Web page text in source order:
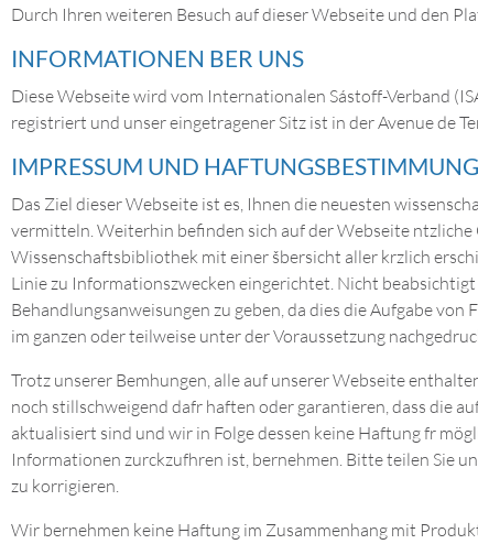
Durch Ihren weiteren Besuch auf dieser Webseite und den
INFORMATIONEN BER UNS
Diese Webseite wird vom Internationalen Sástoff-Verband
registriert und unser eingetragener Sitz ist in der Avenue de
IMPRESSUM UND
Das Ziel dieser Webseite ist es, Ihnen die neuesten
vermitteln. Weiterhin befinden sich auf der Webseite
Wissenschaftsbibliothek mit einer šbersicht aller krzlich
Linie zu Informationszwecken eingerichtet. Nicht
Behandlungsanweisungen zu geben, da dies die Aufgabe
im ganzen oder teilweise unter der Voraussetzung
Trotz unserer Bemhungen, alle auf unserer Webseite
noch stillschweigend dafr haften oder garantieren, dass die
aktualisiert sind und wir in Folge dessen keine Haftung fr
Informationen zurckzufhren ist, bernehmen. Bitte teilen Sie
zu korrigieren.
Wir bernehmen keine Haftung im Zusammenhang mit